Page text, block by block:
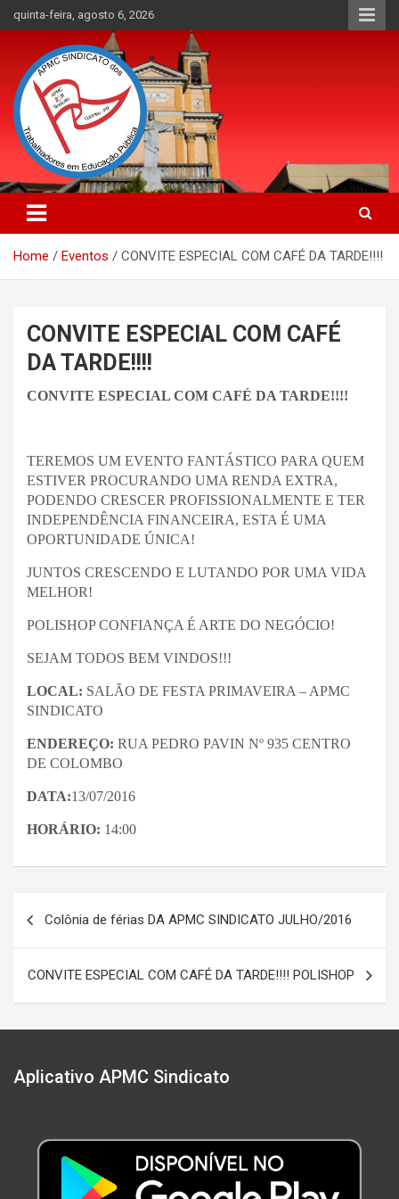
to
quinta-feira, agosto 6, 2026
APMC Sindicato: Sindicato dos
Trabalhadores em Educação
Pública
APMC Sindicato dos Trabalhadores em educação pública do
município de Colombo, Estado do Paraná. Nenhum Direito a
Menos!
Home
Eventos CONVITE ESPECIAL COM CAFÉ DA TARDE!!!!
CONVITE ESPECIAL COM CAFÉ
DA TARDE!!!!
CONVITE ESPECIAL COM CAFÉ DA TARDE!!!!
TEREMOS UM EVENTO FANTÁSTICO PARA QUEM
ESTIVER PROCURANDO UMA RENDA EXTRA,
PODENDO CRESCER PROFISSIONALMENTE E TER
INDEPENDÊNCIA FINANCEIRA, ESTA É UMA
OPORTUNIDADE ÚNICA!
JUNTOS CRESCENDO E LUTANDO POR UMA VIDA
MELHOR!
POLISHOP CONFIANÇA É ARTE DO NEGÓCIO!
SEJAM TODOS BEM VINDOS!!!
LOCAL: SALÃO DE FESTA PRIMAVEIRA – APMC
SINDICATO
ENDEREÇO: RUA PEDRO PAVIN Nº 935 CENTRO
DE COLOMBO
DATA:13/07/2016
HORÁRIO: 14:00
Post
Colônia de férias DA APMC SINDICATO JULHO/2016
CONVITE ESPECIAL COM CAFÉ DA TARDE!!!! POLISHOP
Aplicativo APMC Sindicato